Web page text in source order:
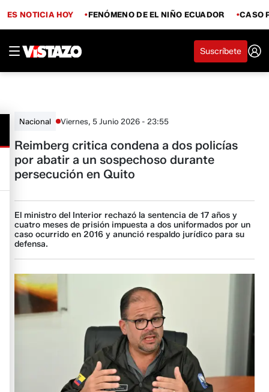
ES NOTICIA HOY FENÓMENO DE EL NIÑO ECUADOR CASO
Suscríbete
Nacional Viernes, 5 Junio 2026 - 23:55
Reimberg critica condena a dos policías
por abatir a un sospechoso durante
persecución en Quito
El ministro del Interior rechazó la sentencia de 17 años y
cuatro meses de prisión impuesta a dos uniformados por un
caso ocurrido en 2016 y anunció respaldo jurídico para su
defensa.